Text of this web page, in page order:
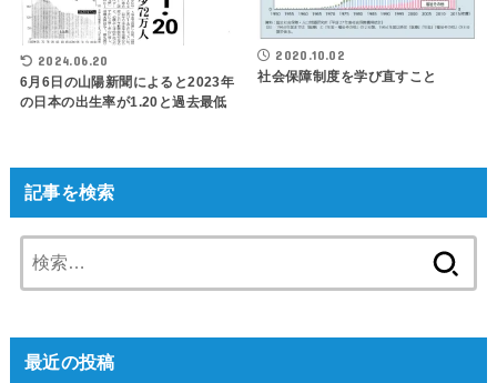
2024.06.20
6月6日の山陽新聞によると2023年
の日本の出生率が1.20と過去最低
2020.10.02
社会保障制度を学び直すこと
記事を検索
索:
最近の投稿